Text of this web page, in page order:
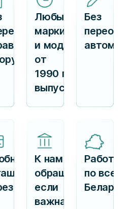
Любые
марки
и модели
от
1990 г.
выпуска
Без
ЕРИП
К нам
обращаются,
если
важна
Работаем
по всей
Беларуси